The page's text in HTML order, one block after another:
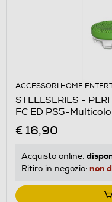
ACCESSORI HOME
STEELSERIES -
FC ED PS5-
€ 16,90
Acquisto online:
Ritiro in negozio: non